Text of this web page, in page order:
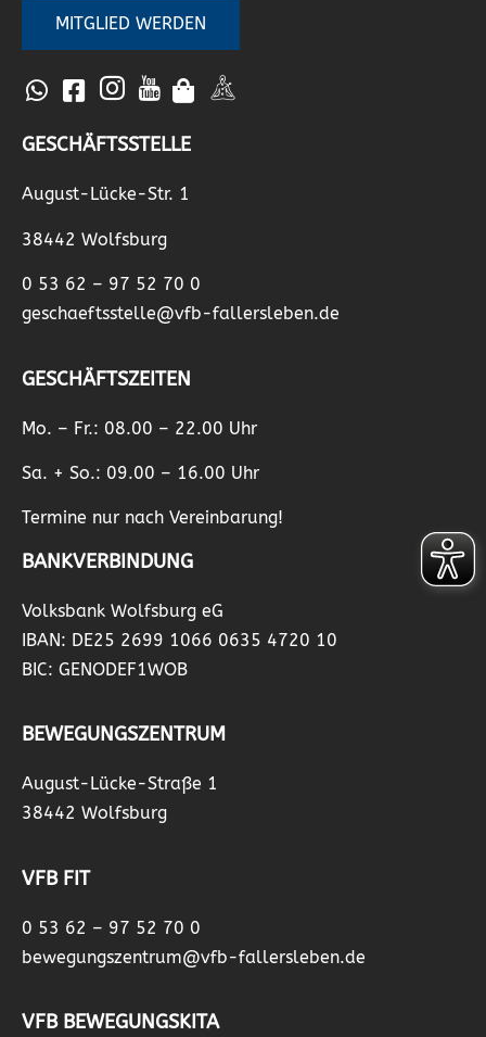
MITGLIED WERDEN
GESCHÄFTSSTELLE
August-Lücke-Str. 1
38442 Wolfsburg
0 53 62 – 97 52 70 0
geschaeftsstelle@vfb-fallersleben.de
GESCHÄFTSZEITEN
Mo. – Fr.: 08.00 – 22.00 Uhr
Sa. + So.: 09.00 – 16.00 Uhr
Termine nur nach Vereinbarung!
BANKVERBINDUNG
Volksbank Wolfsburg eG
IBAN: DE25 2699 1066 0635 4720 10
BIC: GENODEF1WOB
BEWEGUNGSZENTRUM
August-Lücke-Straße 1
38442 Wolfsburg
VFB FIT
0 53 62 – 97 52 70 0
bewegungszentrum@vfb-fallersleben.de
VFB BEWEGUNGSKITA